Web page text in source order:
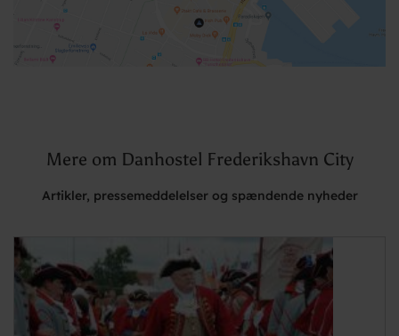
Mere om Danhostel Frederikshavn City
Artikler, pressemeddelelser og spændende nyheder